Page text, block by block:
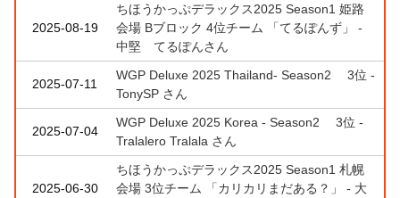
2025-08-19
ちほうかっぷデラックス2025 Season1 姫路
会場 Bブロック 4位チーム 「てるぽんず」 -
中堅 てるぽんさん
2025-07-11
WGP Deluxe 2025 Thailand- Season2 3位 -
TonySP さん
2025-07-04
WGP Deluxe 2025 Korea - Season2 3位 -
Tralalero Tralala さん
2025-06-30
ちほうかっぷデラックス2025 Season1 札幌
会場 3位チーム 「カリカリまだある？」 - 大